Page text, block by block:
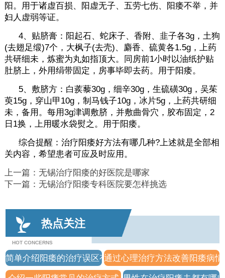
阳。用于诸虚百损、阳虚无子、五劳七伤、阳痿不举，并
妇人虚弱等证。
4、贴脐膏：阳起石、蛇床子、香附、韭子各3g，土狗
(去翅足缎)7个，大枫子(去壳)、麝香、硫黄各1.5g，上药
共研细未，炼蜜为丸如指顶大。同房前1小时以油纸护贴
肚脐上，外用绢带固定，房事毕即去药。用于阳痿。
5、敷脐方：白蒺藜30g，细辛30g，生硫磺30g，吴茱
萸15g，穿山甲10g，制马钱子10g，冰片5g，上药共研细
未，备用。每用3g津调敷脐，并敷曲骨穴，胶布固定，2
日1换，上用暖水袋熨之。用于阳痿。
综合提醒：治疗阳痿好方法有哪几种?上述就是全部相
关内容，希望患者可应及时应用。
上一篇： 无锡治疗阳痿的好医院是哪家
下一篇： 无锡治疗阳痿专科医院要怎样挑选
热点关注
HOT CONCERNS
简单介绍阳痿的治疗误区有哪些通过心理治疗方法改善阳痿病情